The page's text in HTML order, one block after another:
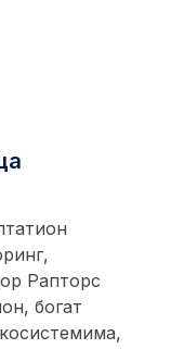
Рапторс
богат